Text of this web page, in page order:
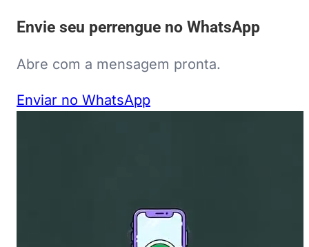
Envie seu perrengue no WhatsApp
Abre com a mensagem pronta.
Enviar no WhatsApp